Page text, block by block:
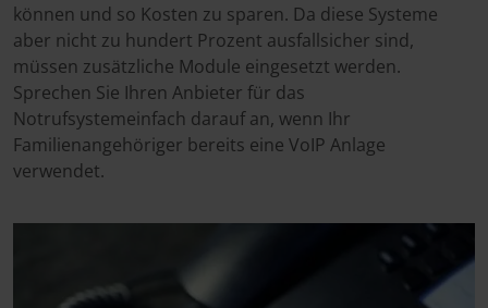
können und so Kosten zu sparen. Da diese Systeme
aber nicht zu hundert Prozent ausfallsicher sind,
müssen zusätzliche Module eingesetzt werden.
Sprechen Sie Ihren Anbieter für das
Notrufsystemeinfach darauf an, wenn Ihr
Familienangehöriger bereits eine VoIP Anlage
verwendet.